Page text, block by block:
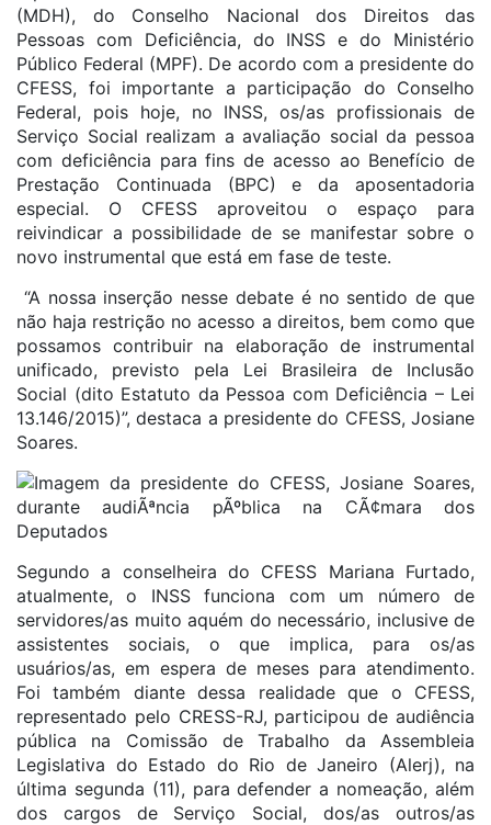
(MDH), do Conselho Nacional dos Direitos das
Pessoas com Deficiência, do INSS e do Ministério
Público Federal (MPF). De acordo com a presidente do
CFESS, foi importante a participação do Conselho
Federal, pois hoje, no INSS, os/as profissionais de
Serviço Social realizam a avaliação social da pessoa
com deficiência para fins de acesso ao Benefício de
Prestação Continuada (BPC) e da aposentadoria
especial. O CFESS aproveitou o espaço para
reivindicar a possibilidade de se manifestar sobre o
novo instrumental que está em fase de teste.
“A nossa inserção nesse debate é no sentido de que
não haja restrição no acesso a direitos, bem como que
possamos contribuir na elaboração de instrumental
unificado, previsto pela Lei Brasileira de Inclusão
Social (dito Estatuto da Pessoa com Deficiência – Lei
13.146/2015)”, destaca a presidente do CFESS, Josiane
Soares.
Segundo a conselheira do CFESS Mariana Furtado,
atualmente, o INSS funciona com um número de
servidores/as muito aquém do necessário, inclusive de
assistentes sociais, o que implica, para os/as
usuários/as, em espera de meses para atendimento.
Foi também diante dessa realidade que o CFESS,
representado pelo CRESS-RJ, participou de audiência
pública na Comissão de Trabalho da Assembleia
Legislativa do Estado do Rio de Janeiro (Alerj), na
última segunda (11), para defender a nomeação, além
dos cargos de Serviço Social, dos/as outros/as